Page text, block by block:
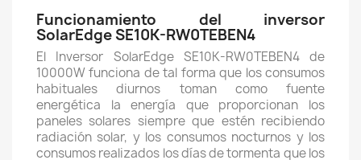
Funcionamiento del inversor
SolarEdge SE10K-RW0TEBEN4
El Inversor SolarEdge SE10K-RW0TEBEN4 de
10000W funciona de tal forma que los consumos
habituales diurnos toman como fuente
energética la energía que proporcionan los
paneles solares siempre que estén recibiendo
radiación solar, y los consumos nocturnos y los
consumos realizados los días de tormenta que los